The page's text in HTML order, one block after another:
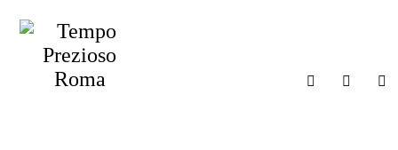
CHI SIAMO
L’emozione che ti
accompagna ogni